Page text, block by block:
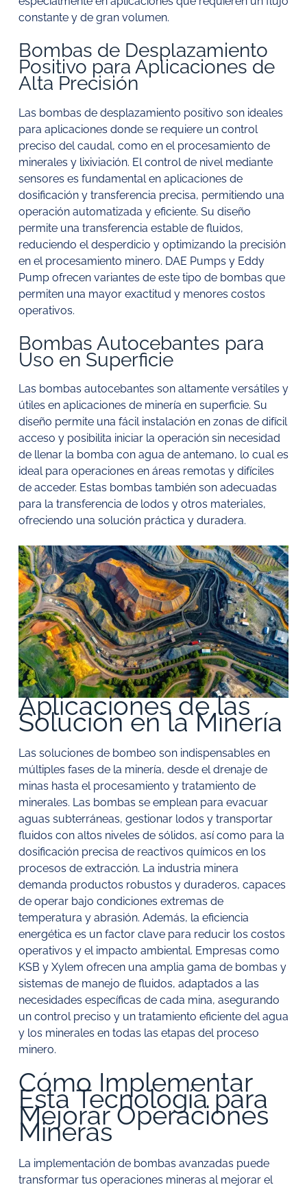
constante y de gran volumen.
Bombas de Desplazamiento
Positivo para Aplicaciones de
Alta Precisión
Las bombas de desplazamiento positivo son ideales
para aplicaciones donde se requiere un control
preciso del caudal, como en el procesamiento de
minerales y lixiviación. El control de nivel mediante
sensores es fundamental en aplicaciones de
dosificación y transferencia precisa, permitiendo una
operación automatizada y eficiente. Su diseño
permite una transferencia estable de fluidos,
reduciendo el desperdicio y optimizando la precisión
en el procesamiento minero. DAE Pumps y Eddy
Pump ofrecen variantes de este tipo de bombas que
permiten una mayor exactitud y menores costos
operativos.
Bombas Autocebantes para
Uso en Superficie
Las bombas autocebantes son altamente versátiles y
útiles en aplicaciones de minería en superficie. Su
diseño permite una fácil instalación en zonas de difícil
acceso y posibilita iniciar la operación sin necesidad
de llenar la bomba con agua de antemano, lo cual es
ideal para operaciones en áreas remotas y difíciles
de acceder. Estas bombas también son adecuadas
para la transferencia de lodos y otros materiales,
ofreciendo una solución práctica y duradera.
Aplicaciones de las
Solución en la Minería
Las soluciones de bombeo son indispensables en
múltiples fases de la minería, desde el drenaje de
minas hasta el procesamiento y tratamiento de
minerales. Las bombas se emplean para evacuar
aguas subterráneas, gestionar lodos y transportar
fluidos con altos niveles de sólidos, así como para la
dosificación precisa de reactivos químicos en los
procesos de extracción. La industria minera
demanda productos robustos y duraderos, capaces
de operar bajo condiciones extremas de
temperatura y abrasión. Además, la eficiencia
energética es un factor clave para reducir los costos
operativos y el impacto ambiental. Empresas como
KSB y Xylem ofrecen una amplia gama de bombas y
sistemas de manejo de fluidos, adaptados a las
necesidades específicas de cada mina, asegurando
un control preciso y un tratamiento eficiente del agua
y los minerales en todas las etapas del proceso
minero.
Cómo Implementar
Esta Tecnología para
Mejorar Operaciones
Mineras
La implementación de bombas avanzadas puede
transformar tus operaciones mineras al mejorar el